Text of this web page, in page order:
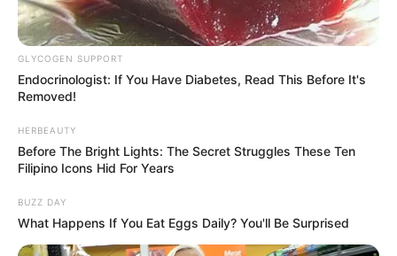
GLYCOGEN SUPPORT
Endocrinologist: If You Have Diabetes, Read This Before It's
Removed!
HERBEAUTY
Before The Bright Lights: The Secret Struggles These Ten
Filipino Icons Hid For Years
BUZZ DAY
What Happens If You Eat Eggs Daily? You'll Be Surprised